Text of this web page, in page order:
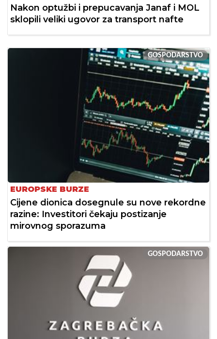
Nakon optužbi i prepucavanja Janaf i MOL
sklopili veliki ugovor za transport nafte
GOSPODARSTVO
EUROPSKE BURZE
Cijene dionica dosegnule su nove rekordne
razine: Investitori čekaju postizanje
mirovnog sporazuma
GOSPODARSTVO